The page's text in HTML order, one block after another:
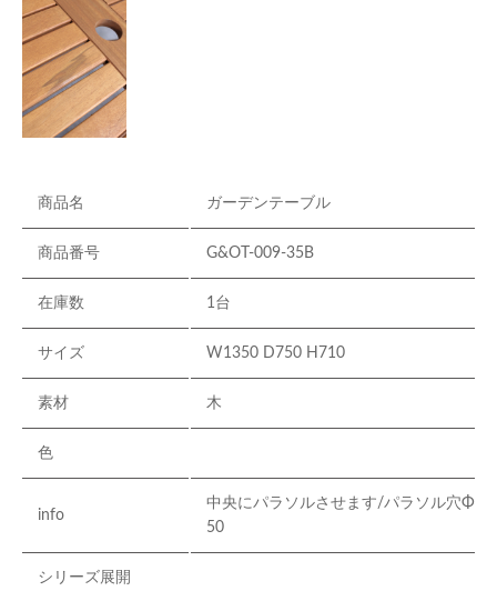
商品名 ガーデンテーブル
商品番号 G&OT-009-35B
在庫数 1台
サイズ W1350 D750 H710
素材 木
色
info
中央にパラソルさせます/パラソル穴Φ
50
シリーズ展開